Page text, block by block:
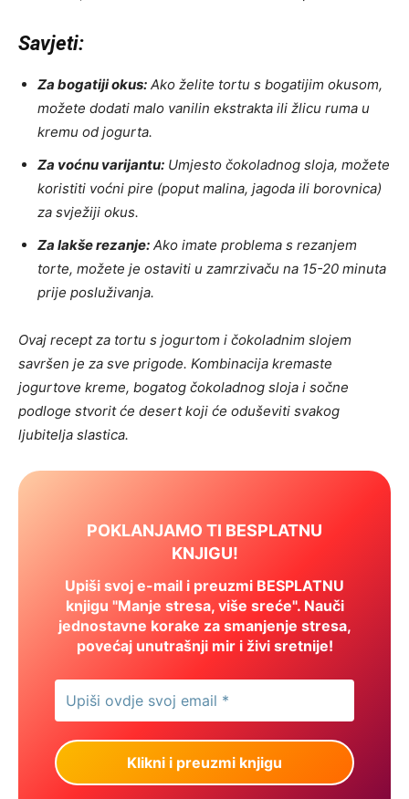
Savjeti:
Za bogatiji okus: Ako želite tortu s bogatijim okusom,
možete dodati malo vanilin ekstrakta ili žlicu ruma u
kremu od jogurta.
Za voćnu varijantu: Umjesto čokoladnog sloja, možete
koristiti voćni pire (poput malina, jagoda ili borovnica)
za svježiji okus.
Za lakše rezanje: Ako imate problema s rezanjem
torte, možete je ostaviti u zamrzivaču na 15-20 minuta
prije posluživanja.
Ovaj recept za tortu s jogurtom i čokoladnim slojem
savršen je za sve prigode. Kombinacija kremaste
jogurtove kreme, bogatog čokoladnog sloja i sočne
podloge stvorit će desert koji će oduševiti svakog
ljubitelja slastica.
POKLANJAMO TI BESPLATNU
KNJIGU!
Upiši svoj e-mail i preuzmi BESPLATNU
knjigu "Manje stresa, više sreće". Nauči
jednostavne korake za smanjenje stresa,
povećaj unutrašnji mir i živi sretnije!